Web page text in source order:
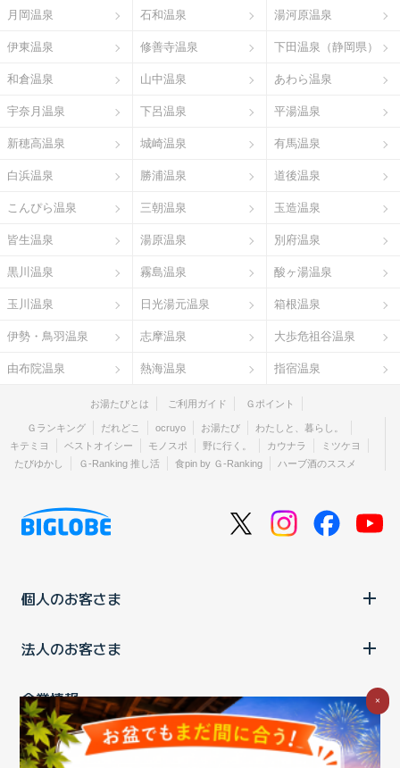
月岡温泉 石和温泉 湯河原温泉
伊東温泉 修善寺温泉 下田温泉（静岡県）
和倉温泉 山中温泉 あわら温泉
宇奈月温泉 下呂温泉 平湯温泉
新穂高温泉 城崎温泉 有馬温泉
白浜温泉 勝浦温泉 道後温泉
こんぴら温泉 三朝温泉 玉造温泉
皆生温泉 湯原温泉 別府温泉
黒川温泉 霧島温泉 酸ヶ湯温泉
玉川温泉 日光湯元温泉 箱根温泉
伊勢・鳥羽温泉 志摩温泉 大歩危祖谷温泉
由布院温泉 熱海温泉 指宿温泉
お湯たびとは ご利用ガイド Ｇポイント
Ｇランキング だれどこ ocruyo お湯たび
わたしと、暮らし。
キテミヨ
ベストオイシー モノスポ 野に行く。 カウナラ
ミツケヨ
たびゆかし
Ｇ-Ranking 推し活 食pin by Ｇ-Ranking ハーブ酒のススメ
個人のお客さま
法人のお客さま
企業情報
ご利用中の方
×